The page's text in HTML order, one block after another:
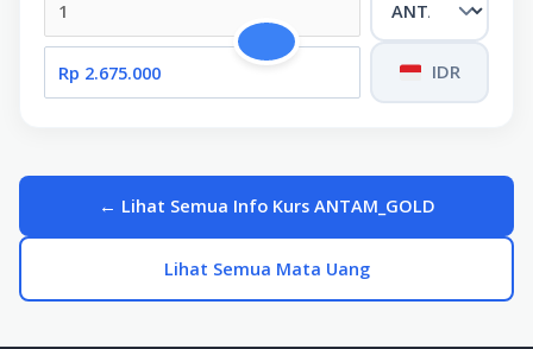
IDR
← Lihat Semua Info Kurs ANTAM_GOLD
Lihat Semua Mata Uang